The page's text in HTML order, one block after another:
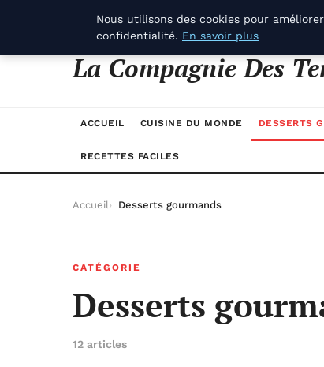
samedi 8 août 2026
La Compagnie Des
ACCUEIL CUISINE DU MONDE DESSERTS
RECETTES FACILES
Accueil Desserts gourmands
CATÉGORIE
Desserts
12 articles
Nous utilisons des cookies pour
confidentialité. En savoir plus